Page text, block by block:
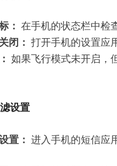
： 在手机的状态栏中检
闭： 打开手机的设置应
如果飞行模式未开启，
设置
置： 进入手机的短信应